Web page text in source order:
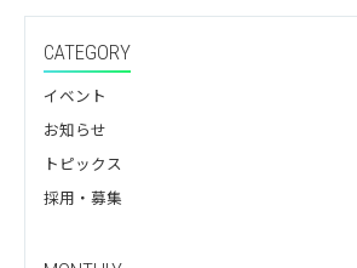
CATEGORY
イベント
お知らせ
トピックス
採用・募集